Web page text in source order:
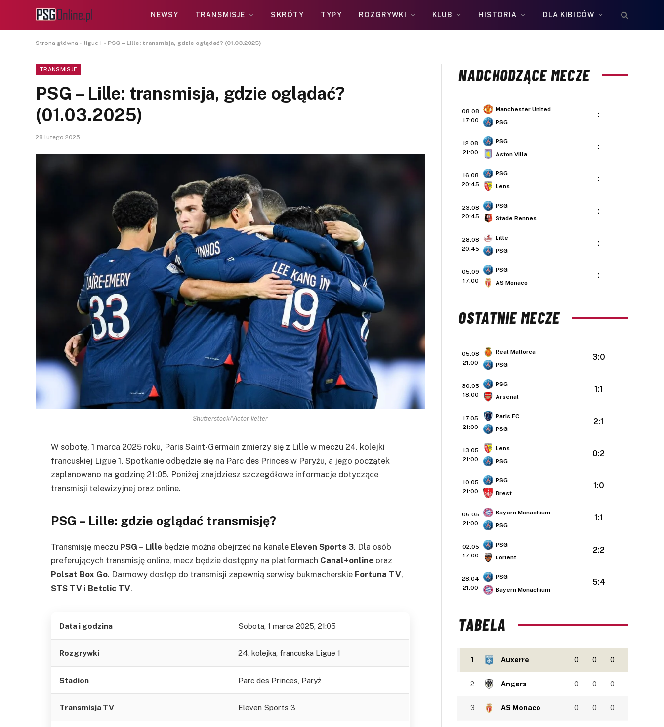
NEWSY TRANSMISJE SKRÓTY TYPY ROZGRYWKI KLUB HISTORIA DLA KIBICÓW
Strona główna » ligue 1 » PSG – Lille: transmisja, gdzie oglądać? (01.03.2025)
TRANSMISJE
PSG – Lille: transmisja, gdzie oglądać?
(01.03.2025)
28 lutego 2025
Shutterstock/Victor Velter
W sobotę, 1 marca 2025 roku, Paris Saint-Germain zmierzy się z Lille w meczu 24. kolejki
francuskiej Ligue 1. Spotkanie odbędzie się na Parc des Princes w Paryżu, a jego początek
zaplanowano na godzinę 21:05. Poniżej znajdziesz szczegółowe informacje dotyczące
transmisji telewizyjnej oraz online.
PSG – Lille: gdzie oglądać transmisję?
Transmisję meczu PSG – Lille będzie można obejrzeć na kanale Eleven Sports 3. Dla osób
preferujących transmisję online, mecz będzie dostępny na platformach Canal+online oraz
Polsat Box Go. Darmowy dostęp do transmisji zapewnią serwisy bukmacherskie Fortuna TV,
STS TV i Betclic TV.
Data i godzina Sobota, 1 marca 2025, 21:05
Rozgrywki 24. kolejka, francuska Ligue 1
Stadion Parc des Princes, Paryż
Transmisja TV Eleven Sports 3
NADCHODZĄCE MECZE
08.08
17:00
Manchester United
PSG
:
12.08
21:00
PSG
Aston Villa
:
16.08
20:45
PSG
Lens
:
23.08
20:45
PSG
Stade Rennes
:
28.08
20:45
Lille
PSG
:
05.09
17:00
PSG
AS Monaco
:
OSTATNIE MECZE
05.08
21:00
Real Mallorca
PSG
3:0
30.05
18:00
PSG
Arsenal
1:1
17.05
21:00
Paris FC
PSG
2:1
13.05
21:00
Lens
PSG
0:2
10.05
21:00
PSG
Brest
1:0
06.05
21:00
Bayern Monachium
PSG
1:1
02.05
17:00
PSG
Lorient
2:2
28.04
21:00
PSG
Bayern Monachium
5:4
TABELA
1 Auxerre 0 0 0
2 Angers 0 0 0
3 AS Monaco 0 0 0